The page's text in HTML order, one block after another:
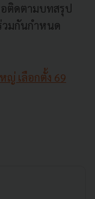
อติดตามบทสรุป
มกันกำหนด
ญ่ เลือกตั้ง 69